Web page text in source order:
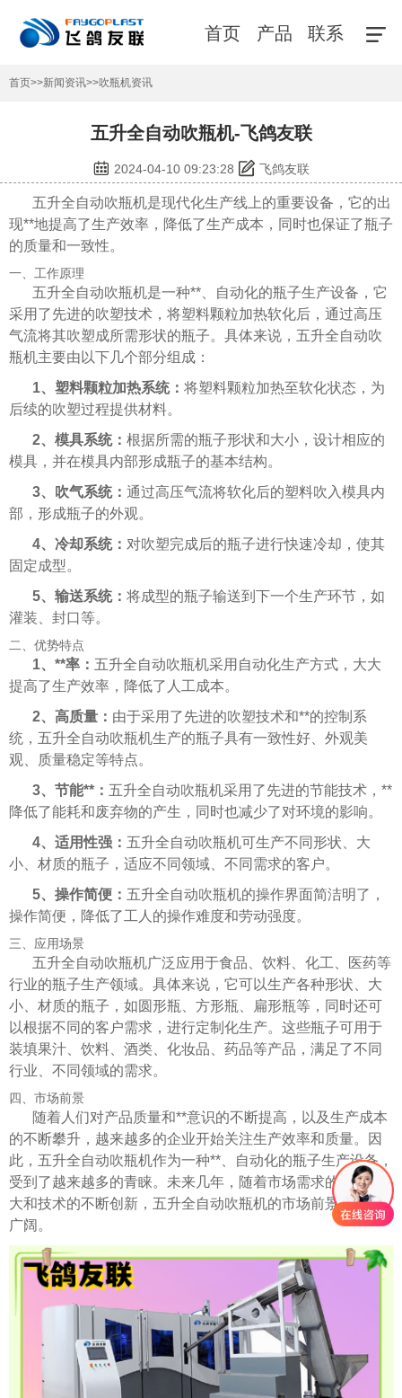
首页 产品 联系
首页>>新闻资讯>>吹瓶机资讯
五升全自动吹瓶机-飞鸽友联
2024-04-10 09:23:28 飞鸽友联
五升全自动吹瓶机是现代化生产线上的重要设备，它的出
现**地提高了生产效率，降低了生产成本，同时也保证了瓶子
的质量和一致性。
一、工作原理
五升全自动吹瓶机是一种**、自动化的瓶子生产设备，它
采用了先进的吹塑技术，将塑料颗粒加热软化后，通过高压
气流将其吹塑成所需形状的瓶子。具体来说，五升全自动吹
瓶机主要由以下几个部分组成：
1、塑料颗粒加热系统： 将塑料颗粒加热至软化状态，为
后续的吹塑过程提供材料。
2、模具系统： 根据所需的瓶子形状和大小，设计相应的
模具，并在模具内部形成瓶子的基本结构。
3、吹气系统： 通过高压气流将软化后的塑料吹入模具内
部，形成瓶子的外观。
4、冷却系统： 对吹塑完成后的瓶子进行快速冷却，使其
固定成型。
5、输送系统： 将成型的瓶子输送到下一个生产环节，如
灌装、封口等。
二、优势特点
1、**率： 五升全自动吹瓶机采用自动化生产方式，大大
提高了生产效率，降低了人工成本。
2、高质量： 由于采用了先进的吹塑技术和**的控制系
统，五升全自动吹瓶机生产的瓶子具有一致性好、外观美
观、质量稳定等特点。
3、节能**： 五升全自动吹瓶机采用了先进的节能技术，**
降低了能耗和废弃物的产生，同时也减少了对环境的影响。
4、适用性强： 五升全自动吹瓶机可生产不同形状、大
小、材质的瓶子，适应不同领域、不同需求的客户。
5、操作简便： 五升全自动吹瓶机的操作界面简洁明了，
操作简便，降低了工人的操作难度和劳动强度。
三、应用场景
五升全自动吹瓶机广泛应用于食品、饮料、化工、医药等
行业的瓶子生产领域。具体来说，它可以生产各种形状、大
小、材质的瓶子，如圆形瓶、方形瓶、扁形瓶等，同时还可
以根据不同的客户需求，进行定制化生产。这些瓶子可用于
装填果汁、饮料、酒类、化妆品、药品等产品，满足了不同
行业、不同领域的需求。
四、市场前景
随着人们对产品质量和**意识的不断提高，以及生产成本
的不断攀升，越来越多的企业开始关注生产效率和质量。因
此，五升全自动吹瓶机作为一种**、自动化的瓶子生产设备，
受到了越来越多的青睐。未来几年，随着市场需求的不断扩
大和技术的不断创新，五升全自动吹瓶机的市场前景将更加
广阔。